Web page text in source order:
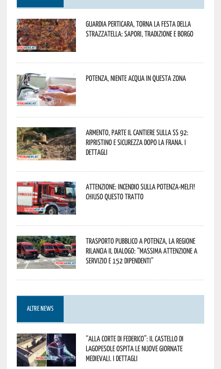
Guardia Perticara, torna la Festa della
Strazzatella: sapori, tradizione e borgo
Potenza, niente acqua in questa zona
Armento, parte il cantiere sulla SS 92:
ripristino e sicurezza dopo la frana. I
dettagli
Attenzione: incendio sulla Potenza-Melfi!
Chiuso questo tratto
Trasporto pubblico a Potenza, la Regione
rilancia il dialogo: “Massima attenzione a
servizio e 152 dipendenti”
ALTRE NEWS
“Alla corte di Federico”: il Castello di
Lagopesole ospita le nuove Giornate
Medievali. I dettagli